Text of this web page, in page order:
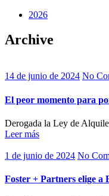
2026
Archive
14 de junio de 2024 No
El peor momento para
Derogada la Ley de
Leer más
1 de junio de 2024 No
Foster + Partners elige a